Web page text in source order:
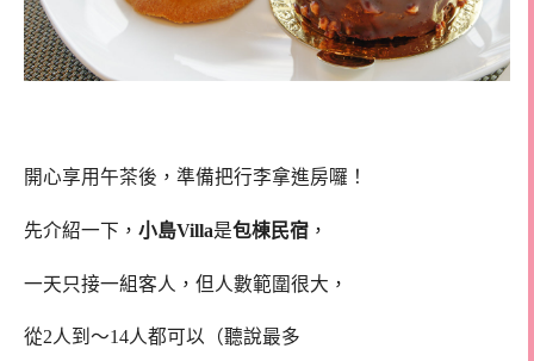
開心享用午茶後，準備把行李拿進房囉！
先介紹一下， 小島Villa是包棟民宿 ，
一天只接一組客人，但人數範圍很大，
從2人到～14人都可以（聽說最多